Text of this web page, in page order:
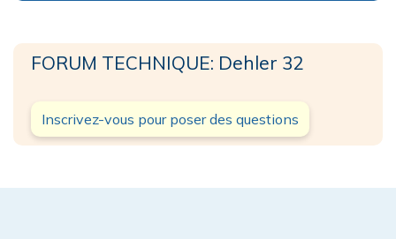
FORUM TECHNIQUE: Dehler 32
Inscrivez-vous pour poser des questions